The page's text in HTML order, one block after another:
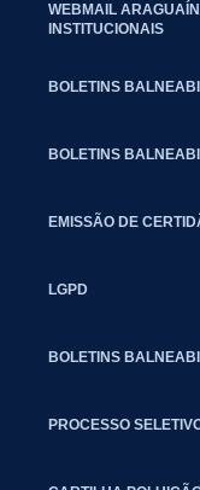
WEBMAIL
INSTITUCIONAIS
BOLETINS
BOLETINS
EMISSÃO DE
LGPD
BOLETINS
PROCESSO